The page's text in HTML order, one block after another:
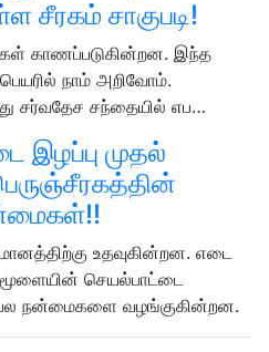
சீரகம் சாகுபடி!
காணப்படுகின்றன. இந்த
நாம் அறிவோம்.
சர்வதேச சந்தையில் எப…
இழப்பு முதல்
உதவுகின்றன. எடை
செயல்பாட்டை
நன்மைகளை வழங்குகின்றன.